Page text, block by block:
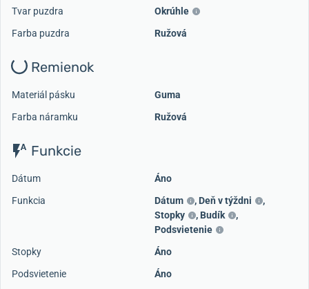
Tvar puzdra
Okrúhle
Farba puzdra
Ružová
Remienok
Materiál pásku
Guma
Farba náramku
Ružová
Funkcie
Dátum
Áno
Funkcia
Dátum , Deň v týždni
,
Stopky
, Budík
,
Podsvietenie
Stopky
Áno
Podsvietenie
Áno